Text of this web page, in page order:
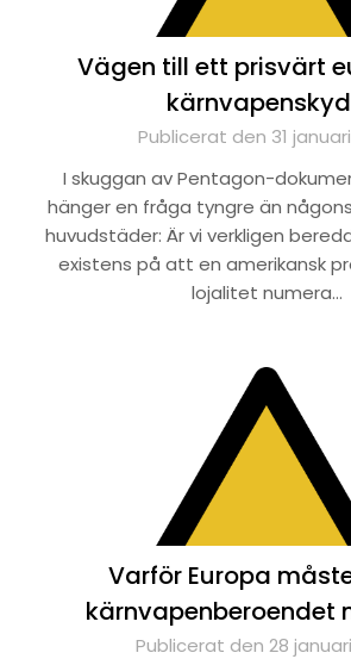
Vägen till ett prisvärt
Publicerat den 31
I skuggan av Pentagon-
hänger en fråga tyngre än
huvudstäder: Är vi verkligen
existens på att en amerikansk
lojalitet numera…
Varför Europa
kärnvapenberoendet
Publicerat den 28